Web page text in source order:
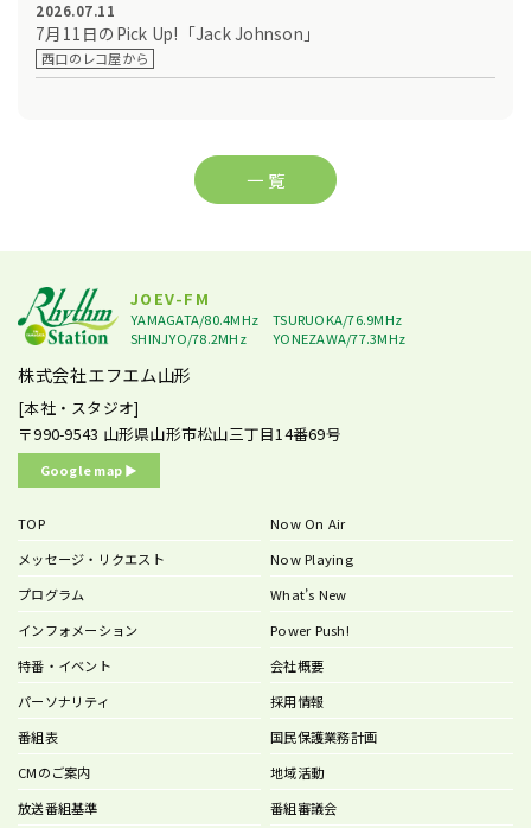
2026.07.11
7月11日のPick Up!「Jack Johnson」
西口のレコ屋から
一 覧
JOEV-FM
YAMAGATA/80.4MHz
TSURUOKA/76.9MHz
SHINJYO/78.2MHz
YONEZAWA/77.3MHz
株式会社エフエム山形
[本社・スタジオ]
〒990-9543 山形県山形市松山三丁目14番69号
Google map ▶︎
TOP
メッセージ・リクエスト
プログラム
インフォメーション
特番・イベント
パーソナリティ
番組表
CMのご案内
Now On Air
Now Playing
What’s New
Power Push!
会社概要
採用情報
国民保護業務計画
地域活動
放送番組基準
番組審議会